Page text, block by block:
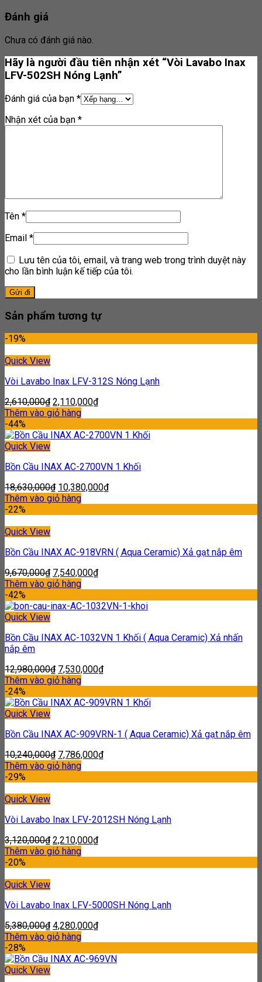
Đánh giá
Chưa có đánh giá nào.
Hãy là người đầu tiên nhận xét “Vòi Lavabo Inax
LFV-502SH Nóng Lạnh”
Đánh giá của bạn *
Nhận xét của bạn *
Tên *
Email *
Lưu tên của tôi, email, và trang web trong trình duyệt này
cho lần bình luận kế tiếp của tôi.
Sản phẩm tương tự
-19%
Quick View
Vòi Lavabo Inax LFV-312S Nóng Lạnh
2,610,000₫ 2,110,000₫
Thêm vào giỏ hàng
-44%
Quick View
Bồn Cầu INAX AC-2700VN 1 Khối
18,630,000₫ 10,380,000₫
Thêm vào giỏ hàng
-22%
Quick View
Bồn Cầu INAX AC-918VRN ( Aqua Ceramic) Xả gạt nắp êm
9,670,000₫ 7,540,000₫
Thêm vào giỏ hàng
-42%
Quick View
Bồn Cầu INAX AC-1032VN 1 Khối ( Aqua Ceramic) Xả nhấn
nắp êm
12,980,000₫ 7,530,000₫
Thêm vào giỏ hàng
-24%
Quick View
Bồn Cầu INAX AC-909VRN-1 ( Aqua Ceramic) Xả gạt nắp êm
10,240,000₫ 7,786,000₫
Thêm vào giỏ hàng
-29%
Quick View
Vòi Lavabo Inax LFV-2012SH Nóng Lạnh
3,120,000₫ 2,210,000₫
Thêm vào giỏ hàng
-20%
Quick View
Vòi Lavabo Inax LFV-5000SH Nóng Lạnh
5,380,000₫ 4,280,000₫
Thêm vào giỏ hàng
-28%
Quick View